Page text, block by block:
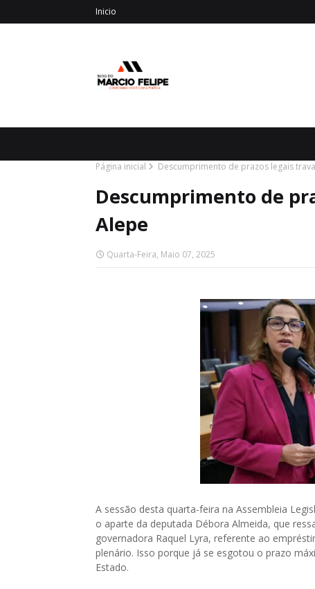
Inicio
Página inicial Descumprimento de prazos legais
Descumprimento de
Alepe
Quarta-Feira, Maio 07, 2025
A sessão desta quarta-feira na Assembleia
o aparte da deputada Débora Almeida, que
governadora Raquel Lyra, referente ao
plenário. Isso porque já se esgotou o prazo
Estado.